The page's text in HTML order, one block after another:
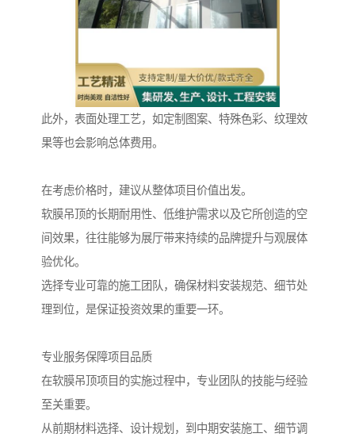
此外，表面处理工艺，如定制图案、特殊色彩、纹理效
果等也会影响总体费用。
在考虑价格时，建议从整体项目价值出发。
软膜吊顶的长期耐用性、低维护需求以及它所创造的空
间效果，往往能够为展厅带来持续的品牌提升与观展体
验优化。
选择专业可靠的施工团队，确保材料安装规范、细节处
理到位，是保证投资效果的重要一环。
专业服务保障项目品质
在软膜吊顶项目的实施过程中，专业团队的技能与经验
至关重要。
从前期材料选择、设计规划，到中期安装施工、细节调